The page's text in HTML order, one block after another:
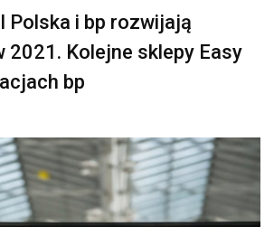
Polska i bp rozwijają
2021. Kolejne sklepy Easy
bp